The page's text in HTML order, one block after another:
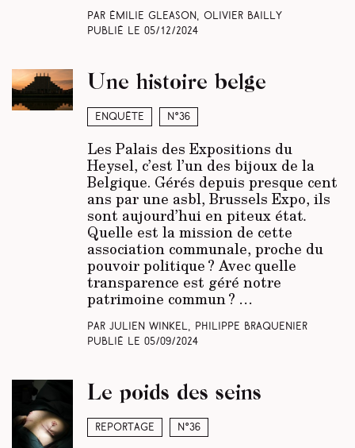
Par Émilie Gleason, Olivier Bailly
Publié le 05/12/2024
Enquête N°36
Une histoire belge
Les Palais des Expositions du
Heysel, c’est l’un des bijoux de la
Belgique. Gérés depuis presque cent
ans par une asbl, Brussels Expo, ils
sont aujourd’hui en piteux état.
Quelle est la mission de cette
association communale, proche du
pouvoir politique ? Avec quelle
transparence est géré notre
patrimoine commun ? …
Par Julien Winkel, Philippe Braquenier
Publié le 05/09/2024
Reportage N°36
Le poids des seins